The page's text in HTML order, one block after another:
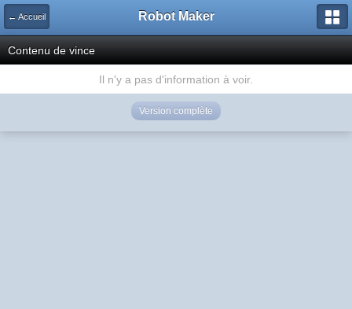
← Accueil Robot Maker
Contenu de vince
Il n'y a pas d'information à voir.
Version complète